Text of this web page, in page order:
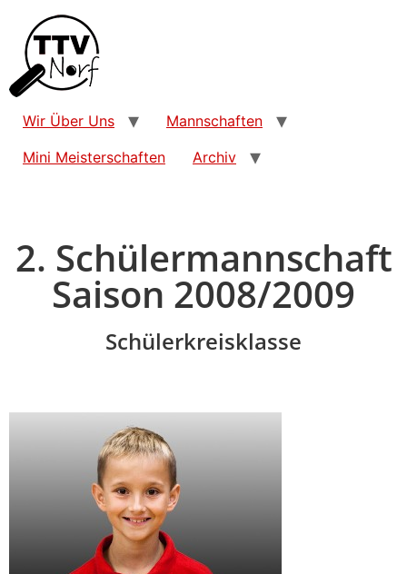
Wir Über Uns
Mannschaften
Mini Meisterschaften
Archiv
2. Schülermannschaft
Saison 2008/2009
Schülerkreisklasse